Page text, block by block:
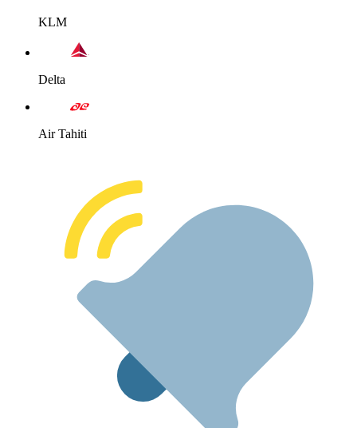
KLM
Delta
Air Tahiti